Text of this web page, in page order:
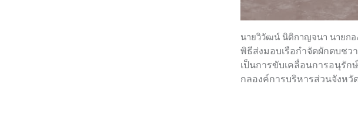
นายวิวัฒน์ นิติกาญจนา นายกอ
พิธีส่งมอบเรือกำจัดผักตบชว
เป็นการขับเคลื่อนการอนุรัก
กลองค์การบริหารส่วนจังหวั